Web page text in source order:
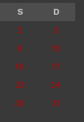
S
D
2
3
9
10
16
17
23
24
30
31